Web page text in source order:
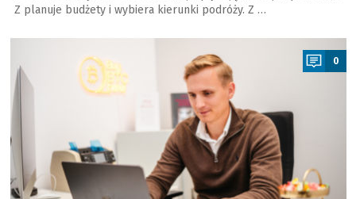
Z planuje budżety i wybiera kierunki podróży. Z …
a
0